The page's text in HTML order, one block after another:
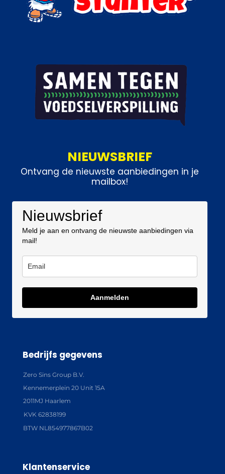
NIEUWSBRIEF
Ontvang de nieuwste aanbiedingen in je
mailbox!
Nieuwsbrief
Meld je aan en ontvang de nieuwste aanbiedingen via
mail!
Aanmelden
Bedrijfs gegevens
Zero Sins Group B.V.
Kennemerplein 20 Unit 15A
2011MJ Haarlem
KVK 62838199
BTW NL854977867B02
Klantenservice